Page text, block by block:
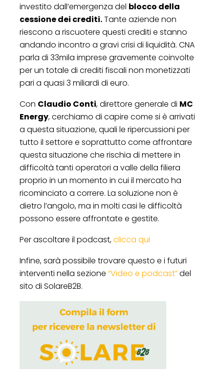
investito dall’emergenza del blocco della
cessione dei crediti.Tante aziende non
riescono a riscuotere questi crediti e stanno
andando incontro a gravi crisi di liquidità. CNA
parla di 33mila imprese gravemente coinvolte
per un totale di crediti fiscali non monetizzati
pari a quasi 3 miliardi di euro.
Con Claudio Conti, direttore generale di MC
Energy, cerchiamo di capire come si è arrivati
a questa situazione, quali le ripercussioni per
tutto il settore e soprattutto come affrontare
questa situazione che rischia di mettere in
difficoltà tanti operatori a valle della filiera
proprio in un momento in cui il mercato ha
ricominciato a correre. La soluzione non è
dietro l’angolo, ma in molti casi le difficoltà
possono essere affrontate e gestite.
Per ascoltare il podcast,clicca qui
Infine, sarà possibile trovare questo e i futuri
interventi nella sezione “Video e podcast”del
sito di SolareB2B.